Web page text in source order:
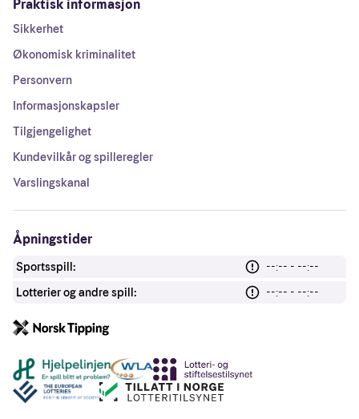
Praktisk informasjon
Sikkerhet
Økonomisk kriminalitet
Personvern
Informasjonskapsler
Tilgjengelighet
Kundevilkår og spilleregler
Varslingskanal
Åpningstider
Sportsspill:
--:-- - --:--
Lotterier og andre spill:
--:-- - --:--
Andre lenker